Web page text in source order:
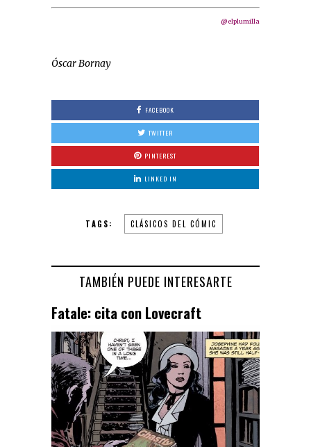
@elplumilla
Óscar Bornay
FACEBOOK
TWITTER
PINTEREST
LINKED IN
TAGS: CLÁSICOS DEL CÓMIC
TAMBIÉN PUEDE INTERESARTE
Fatale: cita con Lovecraft